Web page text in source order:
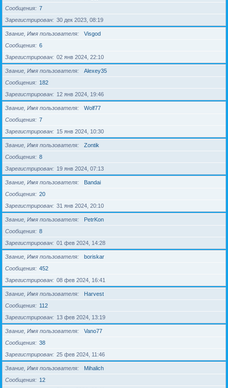
Сообщения
7
Зарегистрирован
30 дек 2023, 08:19
Звание, Имя пользователя
Visgod
Сообщения
6
Зарегистрирован
02 янв 2024, 22:10
Звание, Имя пользователя
Alexey35
Сообщения
182
Зарегистрирован
12 янв 2024, 19:46
Звание, Имя пользователя
Wolf77
Сообщения
7
Зарегистрирован
15 янв 2024, 10:30
Звание, Имя пользователя
Zontik
Сообщения
8
Зарегистрирован
19 янв 2024, 07:13
Звание, Имя пользователя
Bandai
Сообщения
20
Зарегистрирован
31 янв 2024, 20:10
Звание, Имя пользователя
PetrKon
Сообщения
8
Зарегистрирован
01 фев 2024, 14:28
Звание, Имя пользователя
boriskar
Сообщения
452
Зарегистрирован
08 фев 2024, 16:41
Звание, Имя пользователя
Harvest
Сообщения
112
Зарегистрирован
13 фев 2024, 13:19
Звание, Имя пользователя
Vano77
Сообщения
38
Зарегистрирован
25 фев 2024, 11:46
Звание, Имя пользователя
Mihalich
Сообщения
12